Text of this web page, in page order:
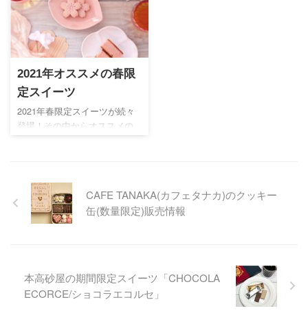
2021年オススメの春限
定スイーツ
2021年春限定スイーツが続々
登場！その中からオススメの
スイーツをいくつかピックア
期だけのもの。ご自宅でのカ
フェタイムやちょっとした贈
り物、母の日ギフトとしても
オススメです。
CAFE TANAKA(カフェタナカ)のクッキー
缶(数量限定)販売情報
本高砂屋の期間限定スイーツ「CHOCOLA
ECORCE/ショコラエコルセ」